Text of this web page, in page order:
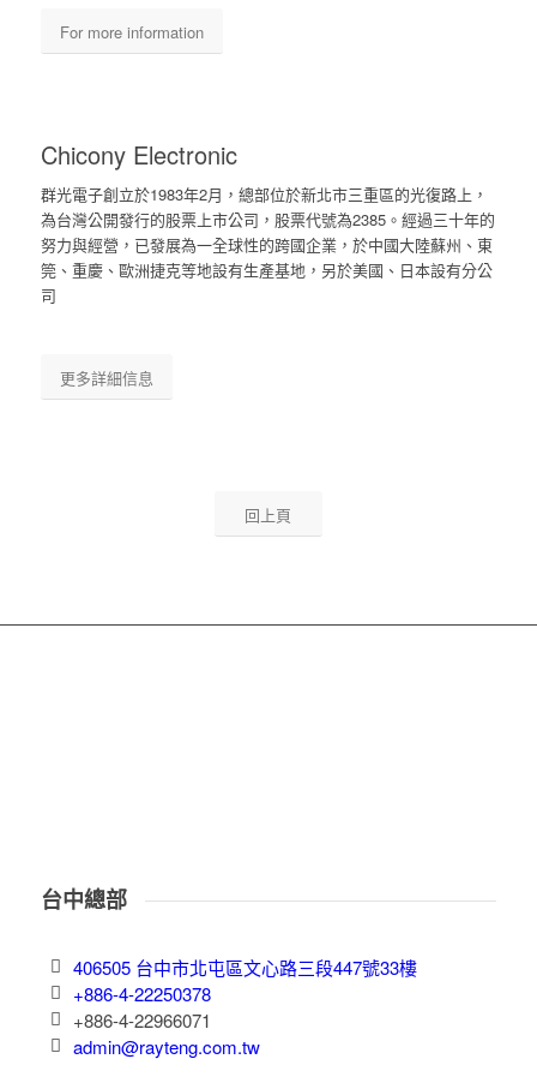
For more information
Chicony Electronic
群光電子創立於1983年2月，總部位於新北市三重區的光復路上，
為台灣公開發行的股票上市公司，股票代號為2385。經過三十年的
努力與經營，已發展為一全球性的跨國企業，於中國大陸蘇州、東
筦、重慶、歐洲捷克等地設有生產基地，另於美國、日本設有分公
司
更多詳細信息
回上頁
台中總部
406505 台中市北屯區文心路三段447號33樓
+886-4-22250378
+886-4-22966071
admin@rayteng.com.tw